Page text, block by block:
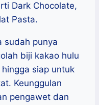
Dark Chocolate,
Pasta.
sudah punya
biji kakao hulu
siap untuk
Keunggulan
pengawet dan